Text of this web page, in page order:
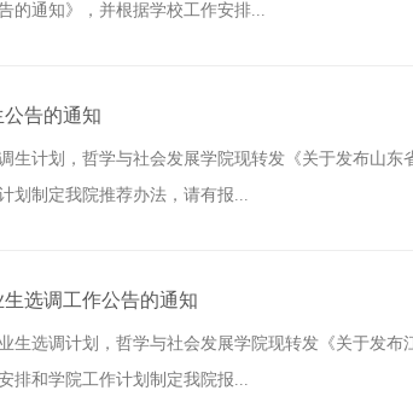
的通知》，并根据学校工作安排...
告的通知
生计划，哲学与社会发展学院现转发《关于发布山东
划制定我院推荐办法，请有报...
选调工作公告的通知
生选调计划，哲学与社会发展学院现转发《关于发布
排和学院工作计划制定我院报...